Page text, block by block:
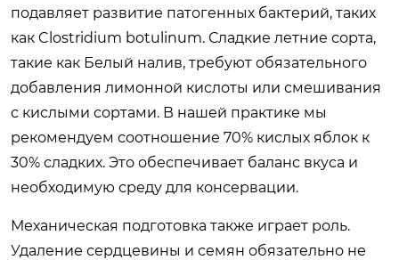
подавляет развитие патогенных бактерий, таких
как Clostridium botulinum. Сладкие летние сорта,
такие как Белый налив, требуют обязательного
добавления лимонной кислоты или смешивания
с кислыми сортами. В нашей практике мы
рекомендуем соотношение 70% кислых яблок к
30% сладких. Это обеспечивает баланс вкуса и
необходимую среду для консервации.
Механическая подготовка также играет роль.
Удаление сердцевины и семян обязательно не